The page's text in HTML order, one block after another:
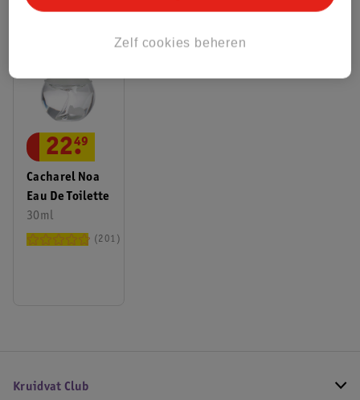
ANDEREN KOCHTEN OOK
Cacharel Noa
Eau De Toilette
30ml
22.
49
201
Kruidvat Club
Zelf cookies beheren